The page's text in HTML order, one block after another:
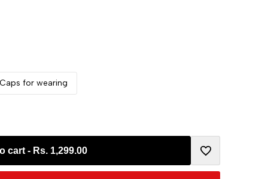
for wearing
cart - Rs. 1,299.00
Add